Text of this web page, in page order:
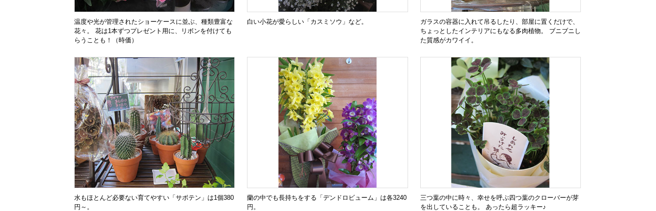
温度や光が管理されたショーケースに並ぶ、種類豊富な
花々。 花は1本ずつプレゼント用に、リボンを付けても
らうことも！（時価）
白い小花が愛らしい「カスミソウ」など。
ガラスの容器に入れて吊るしたり、部屋に置くだけで、
ちょっとしたインテリアにもなる多肉植物。 ブニブニし
た質感がカワイイ。
水もほとんど必要ない育てやすい「サボテン」は1個380
円～。
蘭の中でも長持ちをする「デンドロビューム」は各3240
円。
三つ葉の中に時々、幸せを呼ぶ四つ葉のクローバーが芽
を出していることも。 あったら超ラッキー♪